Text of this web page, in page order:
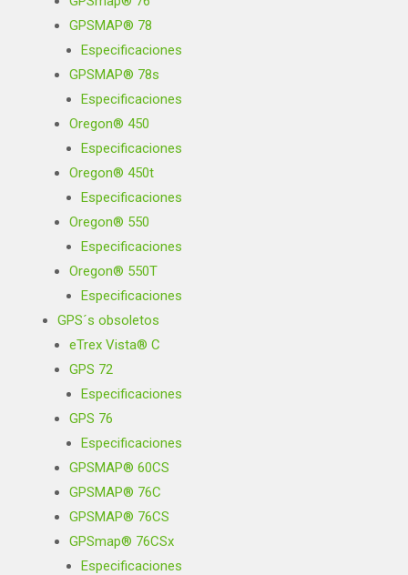
GPSMAP® 78
Especificaciones
GPSMAP® 78s
Especificaciones
Oregon® 450
Especificaciones
Oregon® 450t
Especificaciones
Oregon® 550
Especificaciones
Oregon® 550T
Especificaciones
GPS´s obsoletos
eTrex Vista® C
GPS 72
Especificaciones
GPS 76
Especificaciones
GPSMAP® 60CS
GPSMAP® 76C
GPSMAP® 76CS
GPSmap® 76CSx
Especificaciones